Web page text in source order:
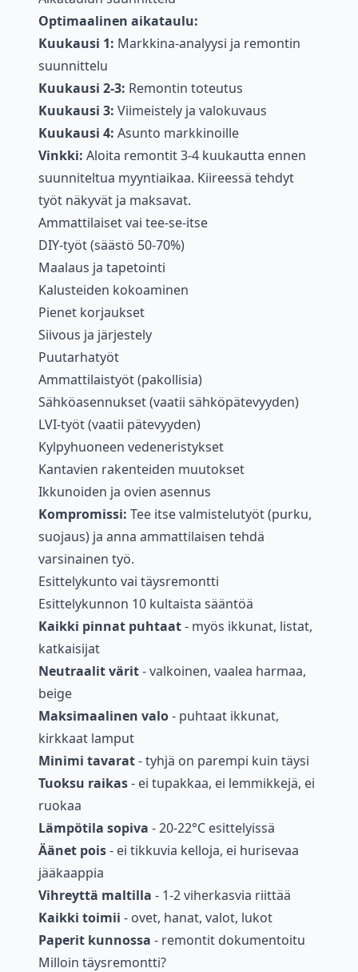
Optimaalinen aikataulu:
Kuukausi 1: Markkina-analyysi ja remontin
suunnittelu
Kuukausi 2-3: Remontin toteutus
Kuukausi 3: Viimeistely ja valokuvaus
Kuukausi 4: Asunto markkinoille
Vinkki: Aloita remontit 3-4 kuukautta ennen
suunniteltua myyntiaikaa. Kiireessä tehdyt
työt näkyvät ja maksavat.
Ammattilaiset vai tee-se-itse
DIY-työt (säästö 50-70%)
Maalaus ja tapetointi
Kalusteiden kokoaminen
Pienet korjaukset
Siivous ja järjestely
Puutarhatyöt
Ammattilaistyöt (pakollisia)
Sähköasennukset (vaatii sähköpätevyyden)
LVI-työt (vaatii pätevyyden)
Kylpyhuoneen vedeneristykset
Kantavien rakenteiden muutokset
Ikkunoiden ja ovien asennus
Kompromissi: Tee itse valmistelutyöt (purku,
suojaus) ja anna ammattilaisen tehdä
varsinainen työ.
Esittelykunto vai täysremontti
Esittelykunnon 10 kultaista sääntöä
Kaikki pinnat puhtaat- myös ikkunat, listat,
katkaisijat
Neutraalit värit- valkoinen, vaalea harmaa,
beige
Maksimaalinen valo- puhtaat ikkunat,
kirkkaat lamput
Minimi tavarat- tyhjä on parempi kuin täysi
Tuoksu raikas- ei tupakkaa, ei lemmikkejä, ei
ruokaa
Lämpötila sopiva - 20-22°C esittelyissä
Äänet pois- ei tikkuvia kelloja, ei hurisevaa
jääkaappia
Vihreyttä maltilla - 1-2 viherkasvia riittää
Kaikki toimii - ovet, hanat, valot, lukot
Paperit kunnossa - remontit dokumentoitu
Milloin täysremontti?